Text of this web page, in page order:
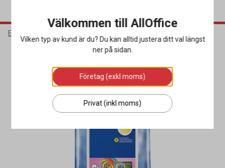
Elektronik
Välkommen till AllOffice
Vilken typ av kund är du? Du kan alltid justera ditt val längst
ner på sidan.
Företag (exkl moms)
Privat (inkl moms)